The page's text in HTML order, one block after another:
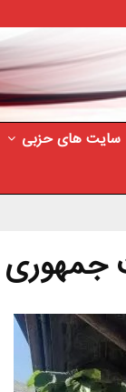
سایت های حزبی
جمهوری